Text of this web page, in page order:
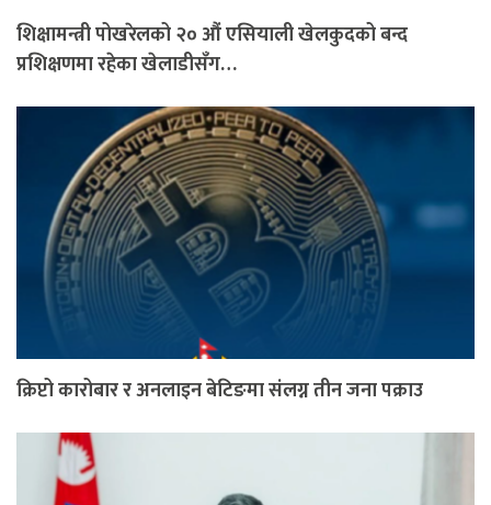
शिक्षामन्त्री पोखरेलको २० औं एसियाली खेलकुदको बन्द
प्रशिक्षणमा रहेका खेलाडीसँग…
क्रिप्टो कारोबार र अनलाइन बेटिङमा संलग्न तीन जना पक्राउ